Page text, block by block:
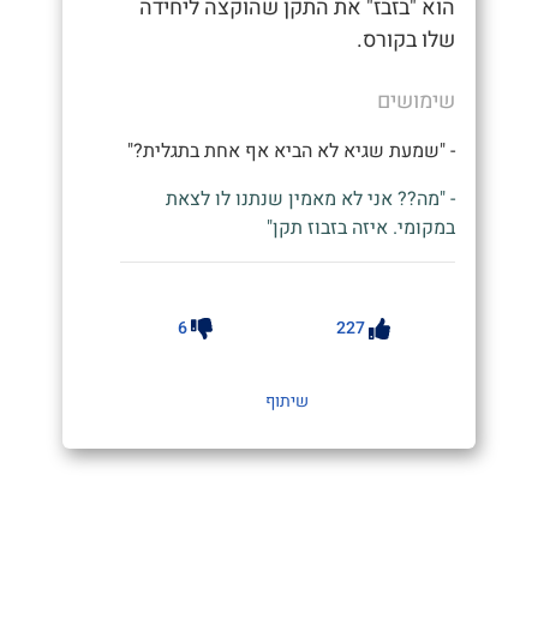
הוא "בזבז" את התקן שהוקצה ליחידה
שלו בקורס.
שימושים
- "שמעת שגיא לא הביא אף אחת בתגלית?"
- "מה?? אני לא מאמין שנתנו לו לצאת
במקומי. איזה בזבוז תקן"
227
6
שיתוף